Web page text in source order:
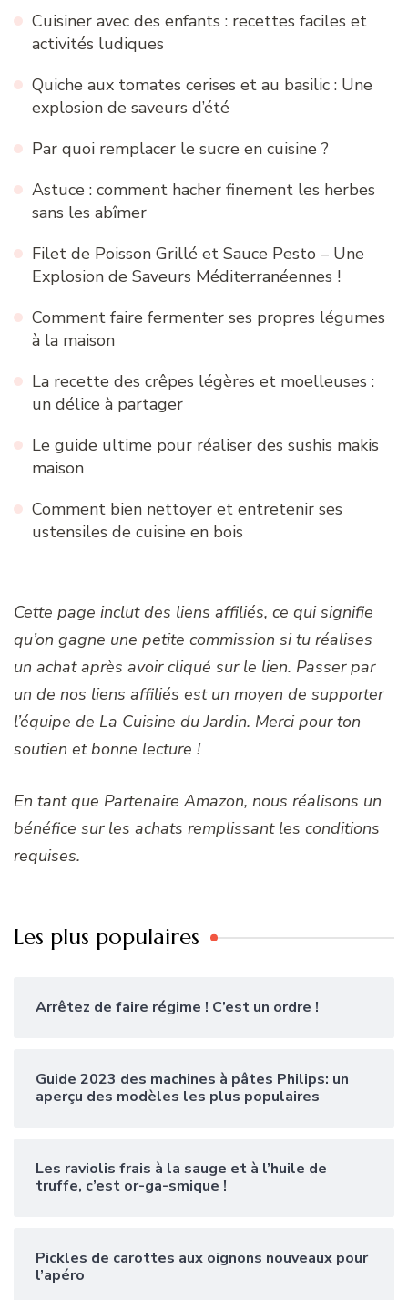
Cuisiner avec des enfants : recettes faciles et
activités ludiques
Quiche aux tomates cerises et au basilic : Une
explosion de saveurs d’été
Par quoi remplacer le sucre en cuisine ?
Astuce : comment hacher finement les herbes
sans les abîmer
Filet de Poisson Grillé et Sauce Pesto – Une
Explosion de Saveurs Méditerranéennes !
Comment faire fermenter ses propres légumes
à la maison
La recette des crêpes légères et moelleuses :
un délice à partager
Le guide ultime pour réaliser des sushis makis
maison
Comment bien nettoyer et entretenir ses
ustensiles de cuisine en bois
Cette page inclut des liens affiliés, ce qui signifie
qu’on gagne une petite commission si tu réalises
un achat après avoir cliqué sur le lien. Passer par
un de nos liens affiliés est un moyen de supporter
l’équipe de La Cuisine du Jardin. Merci pour ton
soutien et bonne lecture !
En tant que Partenaire Amazon, nous réalisons un
bénéfice sur les achats remplissant les conditions
requises.
Les plus populaires
Arrêtez de faire régime ! C’est un ordre !
Guide 2023 des machines à pâtes Philips: un
aperçu des modèles les plus populaires
Les raviolis frais à la sauge et à l’huile de
truffe, c’est or-ga-smique !
Pickles de carottes aux oignons nouveaux pour
l’apéro